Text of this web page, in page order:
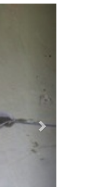
Tübbings mit